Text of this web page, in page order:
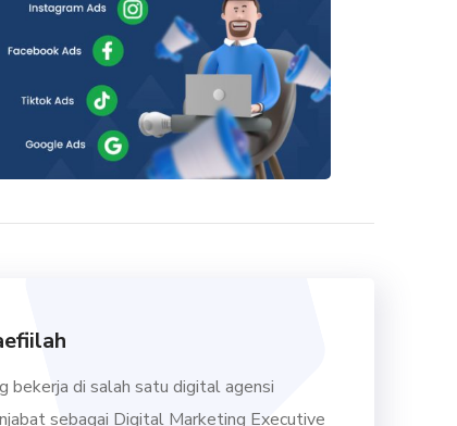
bekerja di salah satu digital agensi
sebagai Digital Marketing Executive